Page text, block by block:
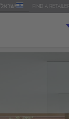
FIND A ישראל